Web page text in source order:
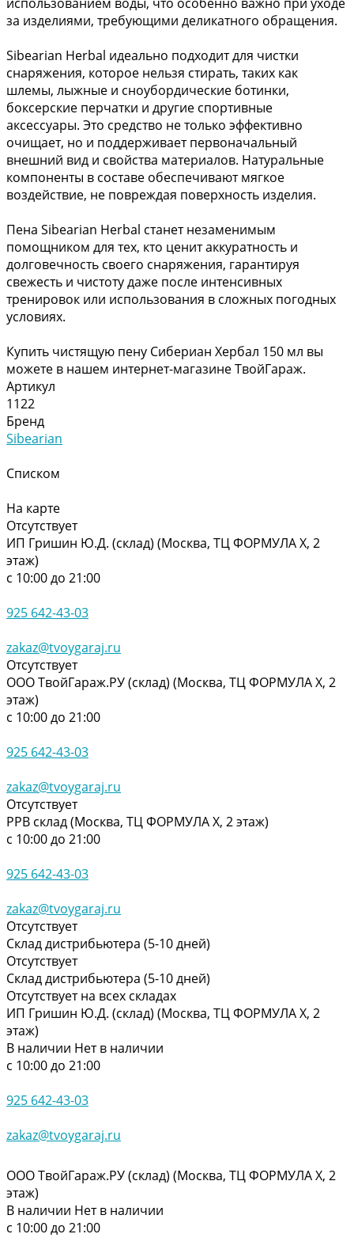
за изделиями, требующими деликатного обращения.
Sibearian Herbal идеально подходит для чистки
снаряжения, которое нельзя стирать, таких как
шлемы, лыжные и сноубордические ботинки,
боксерские перчатки и другие спортивные
аксессуары. Это средство не только эффективно
очищает, но и поддерживает первоначальный
внешний вид и свойства материалов. Натуральные
компоненты в составе обеспечивают мягкое
воздействие, не повреждая поверхность изделия.
Пена Sibearian Herbal станет незаменимым
помощником для тех, кто ценит аккуратность и
долговечность своего снаряжения, гарантируя
свежесть и чистоту даже после интенсивных
тренировок или использования в сложных погодных
условиях.
Купить чистящую пену Сибериан Хербал 150 мл вы
можете в нашем интернет-магазине ТвойГараж.
Артикул
1122
Бренд
Sibearian
Списком
На карте
Отсутствует
ИП Гришин Ю.Д. (склад) (Москва, ТЦ ФОРМУЛА Х, 2
этаж)
с 10:00 до 21:00
925 642-43-03
zakaz@tvoygaraj.ru
Отсутствует
ООО ТвойГараж.РУ (склад) (Москва, ТЦ ФОРМУЛА Х, 2
этаж)
с 10:00 до 21:00
925 642-43-03
zakaz@tvoygaraj.ru
Отсутствует
РРВ склад (Москва, ТЦ ФОРМУЛА Х, 2 этаж)
с 10:00 до 21:00
925 642-43-03
zakaz@tvoygaraj.ru
Отсутствует
Склад дистрибьютера (5-10 дней)
Отсутствует
Склад дистрибьютера (5-10 дней)
Отсутствует на всех складах
ИП Гришин Ю.Д. (склад) (Москва, ТЦ ФОРМУЛА Х, 2
этаж)
В наличии Нет в наличии
с 10:00 до 21:00
925 642-43-03
zakaz@tvoygaraj.ru
ООО ТвойГараж.РУ (склад) (Москва, ТЦ ФОРМУЛА Х, 2
этаж)
В наличии Нет в наличии
с 10:00 до 21:00